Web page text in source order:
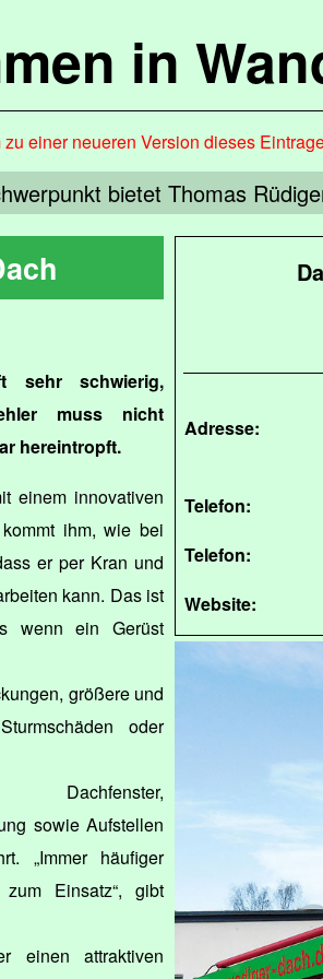
in
einer neueren Version dieses
bietet Thomas
Adresse:
Telefon:
Telefon:
Website:
sehr schwierig,
muss nicht
hereintropft.
einem innovativen
ihm, wie bei
er per Kran und
kann. Das ist
wenn ein Gerüst
größere und
oder
Dachfenster,
sowie Aufstellen
„Immer häufiger
Einsatz“, gibt
einen attraktiven